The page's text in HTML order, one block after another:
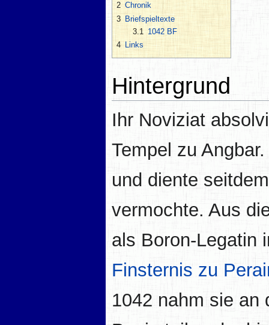
2 Chronik
3 Briefspieltexte
3.1
1042 BF
4
Links
Hintergrund
Ihr Noviziat
Tempel zu
und diente
vermochte. Aus
als Boron-Legatin
Finsternis zu
1042 nahm sie an